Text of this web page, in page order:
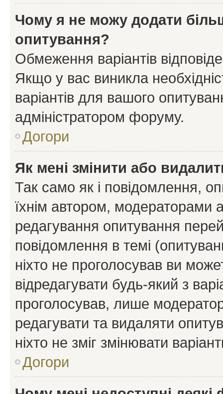
Чому я не можу додати
опитування?
Обмеження варіантів
Якщо у вас виникла
варіантів для вашого
адміністратором форуму.
Догори
Як мені змінити або
Так само як і повідомлення,
їхнім автором, модераторами
редагування опитування
повідомлення в темі
ніхто не проголосував ви
відредагувати будь-який з
проголосував, лише
редагувати та видаляти
ніхто не зміг змінювати
Догори